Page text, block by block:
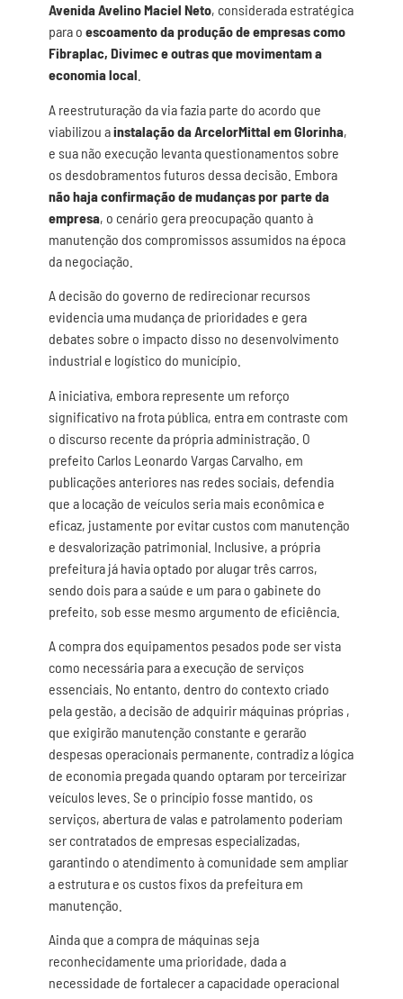
Avenida Avelino Maciel Neto, considerada estratégica
para o escoamento da produção de empresas como
Fibraplac, Divimec e outras que movimentam a
economia local
A reestruturação da via fazia parte do acordo que
viabilizou ainstalação da ArcelorMittal em Glorinha,
e sua não execução levanta questionamentos sobre
os desdobramentos futuros dessa decisão. Embora
não haja confirmação de mudanças por parte da
empresa, o cenário gera preocupação quanto à
manutenção dos compromissos assumidos na época
da negociação.
A decisão do governo de redirecionar recursos
evidencia uma mudança de prioridades e gera
debates sobre o impacto disso no desenvolvimento
industrial e logístico do município.
A iniciativa, embora represente um reforço
significativo na frota pública, entra em contraste com
o discurso recente da própria administração. O
prefeito Carlos Leonardo Vargas Carvalho, em
publicações anteriores nas redes sociais, defendia
que a locação de veículos seria mais econômica e
eficaz, justamente por evitar custos com manutenção
e desvalorização patrimonial. Inclusive, a própria
prefeitura já havia optado por alugar três carros,
sendo dois para a saúde e um para o gabinete do
prefeito, sob esse mesmo argumento de eficiência.
A compra dos equipamentos pesados pode ser vista
como necessária para a execução de serviços
essenciais. No entanto, dentro do contexto criado
pela gestão, a decisão de adquirir máquinas próprias ,
que exigirão manutenção constante e gerarão
despesas operacionais permanente, contradiz a lógica
de economia pregada quando optaram por terceirizar
veículos leves. Se o princípio fosse mantido, os
serviços, abertura de valas e patrolamento poderiam
ser contratados de empresas especializadas,
garantindo o atendimento à comunidade sem ampliar
a estrutura e os custos fixos da prefeitura em
manutenção.
Ainda que a compra de máquinas seja
reconhecidamente uma prioridade, dada a
necessidade de fortalecer a capacidade operacional